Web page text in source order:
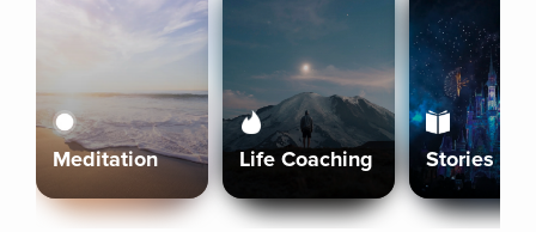
Meditation Life Coaching Stories